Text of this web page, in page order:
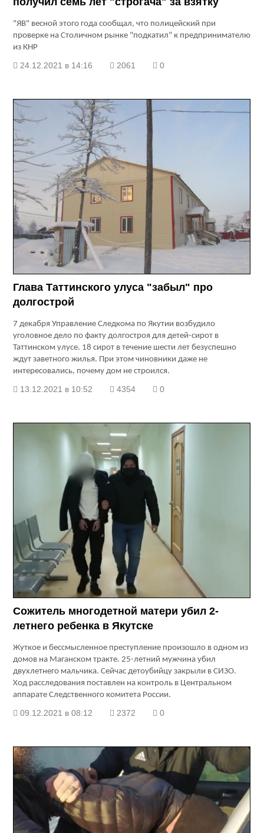
"ЯВ" весной этого года сообщал, что полицейский при
проверке на Столичном рынке "подкатил" к предпринимателю
из КНР
24.12.2021 в 14:16 2061 0
Глава Таттинского улуса "забыл" про
долгострой
7 декабря Управление Следкома по Якутии возбудило
уголовное дело по факту долгостроя для детей-сирот в
Таттинском улусе. 18 сирот в течение шести лет безуспешно
ждут заветного жилья. При этом чиновники даже не
интересовались, почему дом не строился.
13.12.2021 в 10:52 4354 0
Сожитель многодетной матери убил 2-
летнего ребенка в Якутске
Жуткое и бессмысленное преступление произошло в одном из
домов на Маганском тракте. 25-летний мужчина убил
двухлетнего мальчика. Сейчас детоубийцу закрыли в СИЗО.
Ход расследования поставлен на контроль в Центральном
аппарате Следственного комитета России.
09.12.2021 в 08:12 2372 0